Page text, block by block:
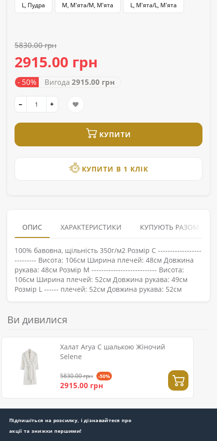
L, Пудра M, М'ята/M, М'ята L, М'ята/L, М'ята
5830.00 грн
2915.00 грн
- 50% Вигода 2915.00 грн
КУПИТИ
КУПИТИ В 1 КЛІК
ОПИС ХАРАКТЕРИСТИКИ КУПУЮТЬ РАЗОМ
100% бавовна, щільність 350г/м2 Розмір С ------------------
--------- Висота: 106см Ширина плечей: 48см Довжина
рукава: 48см Розмір M --------------------------- Висота:
106см Ширина плечей: 52см Довжина рукава: 49см
Розмір L ------ плечей: 52см Довжина рукава: 52см
Ви дивилися
Халат Arya C шалькою Жіночий
Selene
5830.00 грн -50%
2915.00 грн
Підпишіться на розсилку, і дізнавайтеся про
акції та знижки першими!